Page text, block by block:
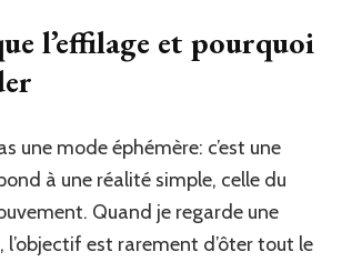
l’effilage et pourquoi
une mode éphémère: c’est une
à une réalité simple, celle du
Quand je regarde une
l’objectif est rarement d’ôter tout le